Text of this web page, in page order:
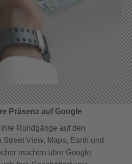
Präsenz auf Google
Rundgänge auf den
Street View, Maps, Earth und
machen über Google